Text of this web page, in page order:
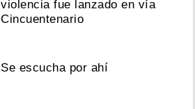
violencia fue lanzado en vía
Cincuentenario
Se escucha por ahí